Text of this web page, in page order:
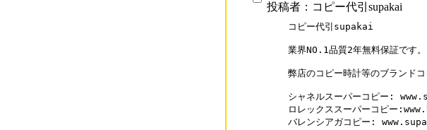
投稿者：コピー代引supakai
コピー代引supakai
業界NO.1品質2年無料保証です。
弊店のコピー時計等のブランド
シャネルスーパーコピー:
ロレックススーパーコピー
バレンシアガコピー: